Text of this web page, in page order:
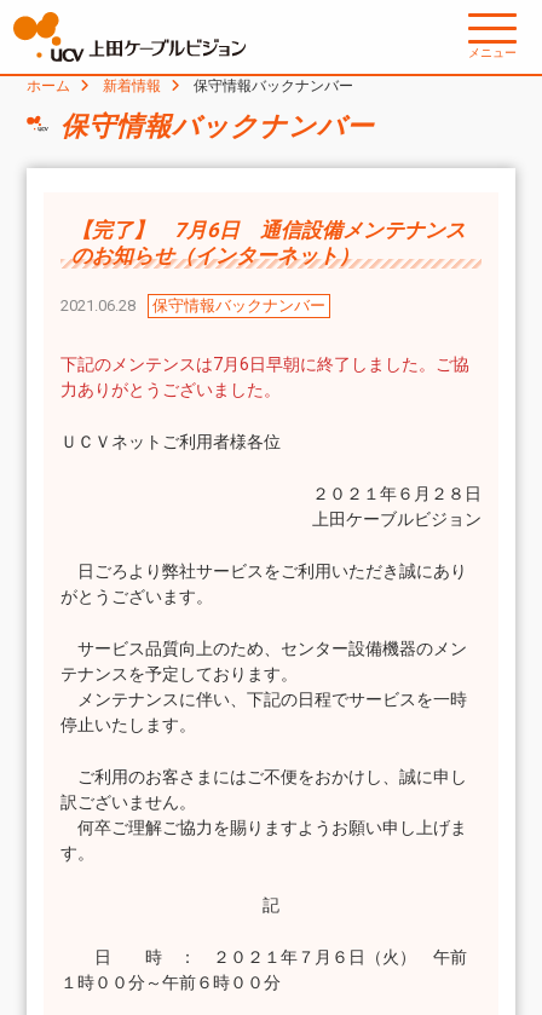
メニュー
ホーム 新着情報 保守情報バックナンバー
保守情報バックナンバー
【完了】 7月6日 通信設備メンテナンス
のお知らせ（インターネット）
2021.06.28 保守情報バックナンバー
下記のメンテンスは7月6日早朝に終了しました。ご協
力ありがとうございました。
ＵＣＶネットご利用者様各位
２０２１年６月２８日
上田ケーブルビジョン
日ごろより弊社サービスをご利用いただき誠にあり
がとうございます。
サービス品質向上のため、センター設備機器のメン
テナンスを予定しております。
メンテナンスに伴い、下記の日程でサービスを一時
停止いたします。
ご利用のお客さまにはご不便をおかけし、誠に申し
訳ございません。
何卒ご理解ご協力を賜りますようお願い申し上げま
す。
記
日 時 ： ２０２１年７月６日（火） 午前
１時００分～午前６時００分